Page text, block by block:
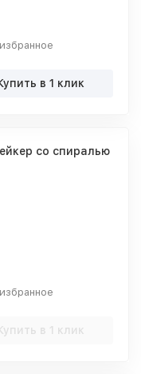
в 1 клик
со спиралью
в 1 клик